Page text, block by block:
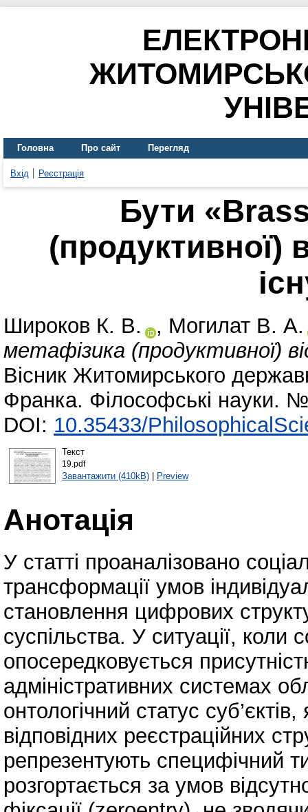
Головна Про сайт Перегляд
Вхід Реєстрація
Бути
(продуктивної)
Широков К. В. , Могилат В. А.
метафізика (продуктивної)
Вісник Житомирського
Франка. Філософські науки.
DOI: 10.35433/
Текст
19.pdf
Завантажити (410kB)| Preview
Анотація
У статті проаналізовано
трансформації умов
становлення цифрових
суспільства. У ситуації, коли
опосередковується
адміністративних системах
онтологічний статус
відповідних реєстраційних
репрезентують специфічний
розгортається за умов